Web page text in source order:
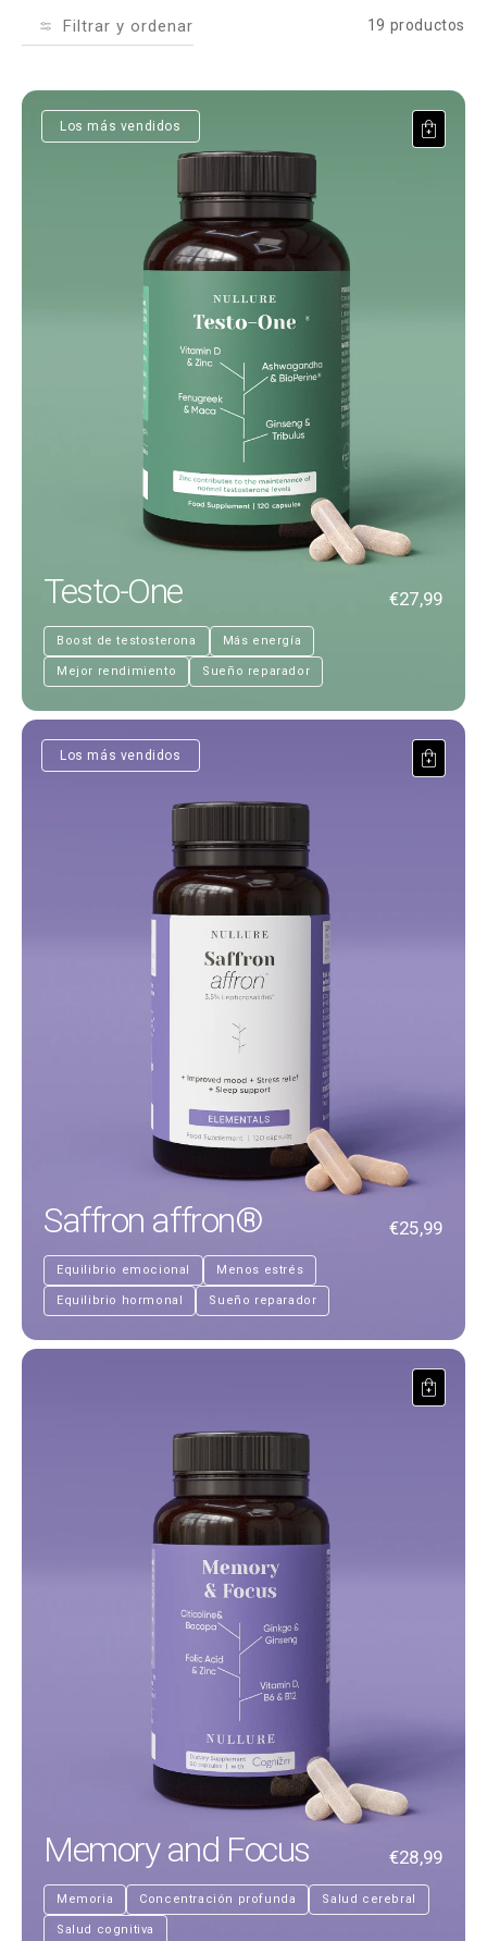
Filtrar y ordenar 19 productos
Testo-One
Los más vendidos
Testo-One €27,99
Boost de testosterona Más energía
Mejor rendimiento Sueño reparador
Saffron affron®
Los más vendidos
Saffron affron® €25,99
Equilibrio emocional Menos estrés
Equilibrio hormonal Sueño reparador
Memory and Focus
Memory and Focus €28,99
Memoria Concentración profunda Salud cerebral
Salud cognitiva